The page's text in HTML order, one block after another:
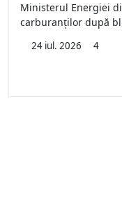
Ministerul Energiei
carburanților după
24 iul. 2026 4